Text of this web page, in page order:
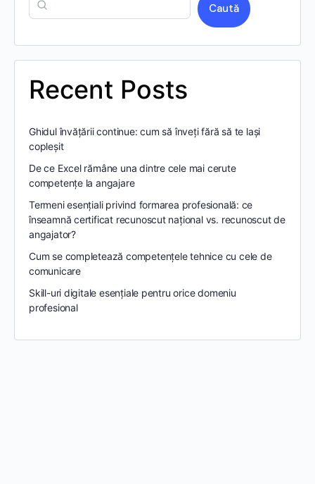
Caută
Recent Posts
Ghidul învățării continue: cum să înveți fără să te lași
copleșit
De ce Excel rămâne una dintre cele mai cerute
competențe la angajare
Termeni esențiali privind formarea profesională: ce
înseamnă certificat recunoscut național vs. recunoscut de
angajator?
Cum se completează competențele tehnice cu cele de
comunicare
Skill-uri digitale esențiale pentru orice domeniu
profesional